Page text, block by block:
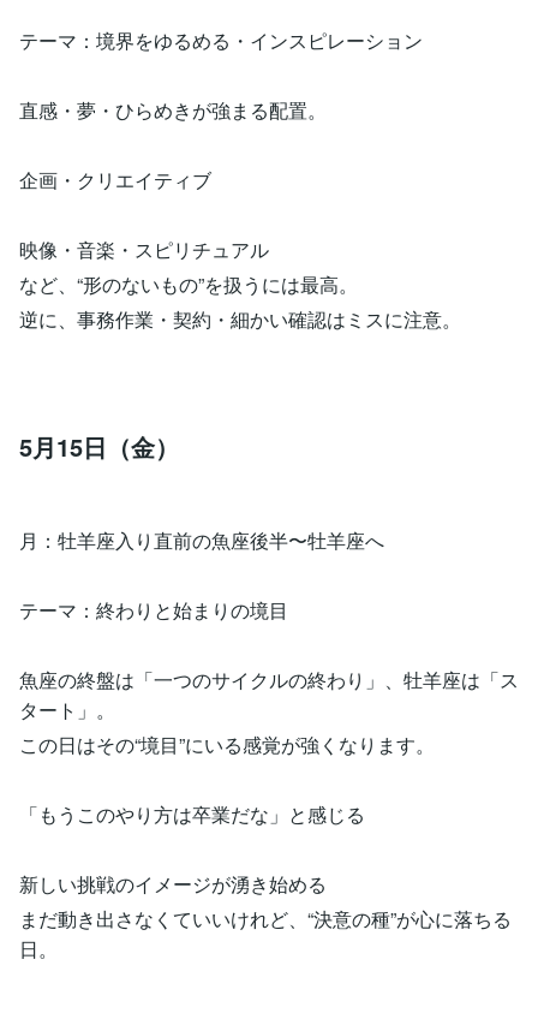
テーマ：境界をゆるめる・インスピレーション
直感・夢・ひらめきが強まる配置。
企画・クリエイティブ
映像・音楽・スピリチュアル
など、“形のないもの”を扱うには最高。
逆に、事務作業・契約・細かい確認はミスに注意。
5月15日（金）
月：牡羊座入り直前の魚座後半〜牡羊座へ
テーマ：終わりと始まりの境目
魚座の終盤は「一つのサイクルの終わり」、牡羊座は「ス
タート」。
この日はその“境目”にいる感覚が強くなります。
「もうこのやり方は卒業だな」と感じる
新しい挑戦のイメージが湧き始める
まだ動き出さなくていいけれど、“決意の種”が心に落ちる
日。